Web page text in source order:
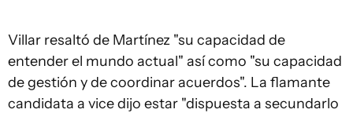
Villar resaltó de Martínez "su capacidad de
entender el mundo actual" así como "su capacidad
de gestión y de coordinar acuerdos". La flamante
candidata a vice dijo estar "dispuesta a secundarlo